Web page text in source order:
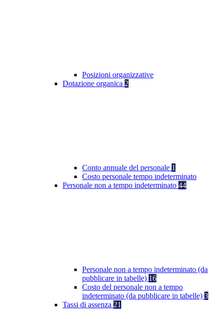
Posizioni organizzative
Dotazione organica 2
Conto annuale del personale 1
Costo personale tempo indeterminato
Personale non a tempo indeterminato 44
Personale non a tempo indeterminato (da
pubblicare in tabelle) 16
Costo del personale non a tempo
indeterminato (da pubblicare in tabelle) 3
Tassi di assenza 21